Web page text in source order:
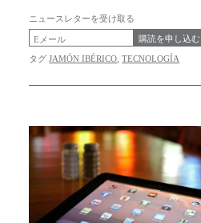
ニュースレターを受け取る
購読を申し込む
タグJAMÓN IBÉRICO ,TECNOLOGÍA